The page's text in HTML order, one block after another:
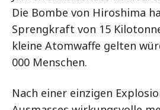
Die Bombe von Hiroshima
Sprengkraft von 15
kleine Atomwaffe gelten
000 Menschen.
Nach einer einzigen